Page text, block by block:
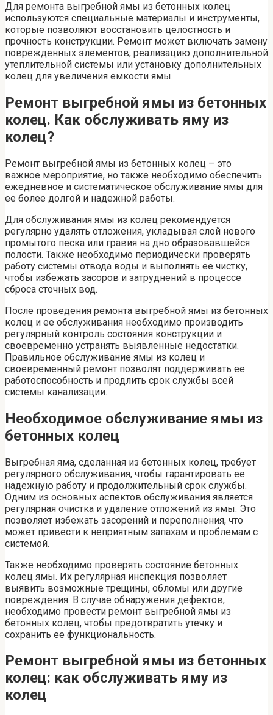
Для ремонта выгребной ямы из бетонных колец
используются специальные материалы и инструменты,
которые позволяют восстановить целостность и
прочность конструкции. Ремонт может включать замену
поврежденных элементов, реализацию дополнительной
утеплительной системы или установку дополнительных
колец для увеличения емкости ямы.
Ремонт выгребной ямы из бетонных
колец. Как обслуживать яму из
колец?
Ремонт выгребной ямы из бетонных колец – это
важное мероприятие, но также необходимо обеспечить
ежедневное и систематическое обслуживание ямы для
ее более долгой и надежной работы.
Для обслуживания ямы из колец рекомендуется
регулярно удалять отложения, укладывая слой нового
промытого песка или гравия на дно образовавшейся
полости. Также необходимо периодически проверять
работу системы отвода воды и выполнять ее чистку,
чтобы избежать засоров и затруднений в процессе
сброса сточных вод.
После проведения ремонта выгребной ямы из бетонных
колец и ее обслуживания необходимо производить
регулярный контроль состояния конструкции и
своевременно устранять выявленные недостатки.
Правильное обслуживание ямы из колец и
своевременный ремонт позволят поддерживать ее
работоспособность и продлить срок службы всей
системы канализации.
Необходимое обслуживание ямы из
бетонных колец
Выгребная яма, сделанная из бетонных колец, требует
регулярного обслуживания, чтобы гарантировать ее
надежную работу и продолжительный срок службы.
Одним из основных аспектов обслуживания является
регулярная очистка и удаление отложений из ямы. Это
позволяет избежать засорений и переполнения, что
может привести к неприятным запахам и проблемам с
системой.
Также необходимо проверять состояние бетонных
колец ямы. Их регулярная инспекция позволяет
выявить возможные трещины, обломы или другие
повреждения. В случае обнаружения дефектов,
необходимо провести ремонт выгребной ямы из
бетонных колец, чтобы предотвратить утечку и
сохранить ее функциональность.
Ремонт выгребной ямы из бетонных
колец: как обслуживать яму из
колец